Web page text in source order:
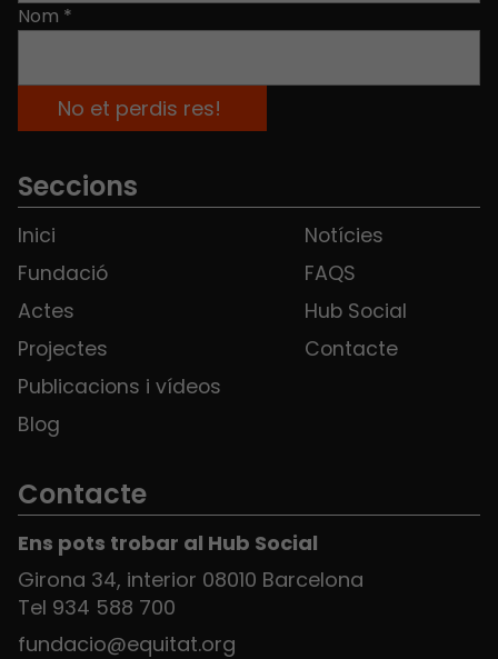
Nom *
Seccions
Inici
Fundació
Actes
Projectes
Publicacions i vídeos
Blog
Notícies
FAQS
Hub Social
Contacte
Contacte
Ens pots trobar al Hub Social
Girona 34, interior 08010 Barcelona
Tel 934 588 700
fundacio@equitat.org